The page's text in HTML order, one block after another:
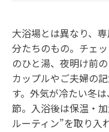
大浴場とは異なり、
分たちのもの。チェ
のひと湯、夜明け前
カップルやご夫婦の
す。外気が冷たい冬
節。入浴後は保温・
ルーティン”を取り入